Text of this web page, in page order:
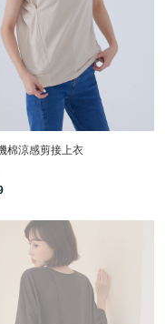
棉涼感剪接上衣